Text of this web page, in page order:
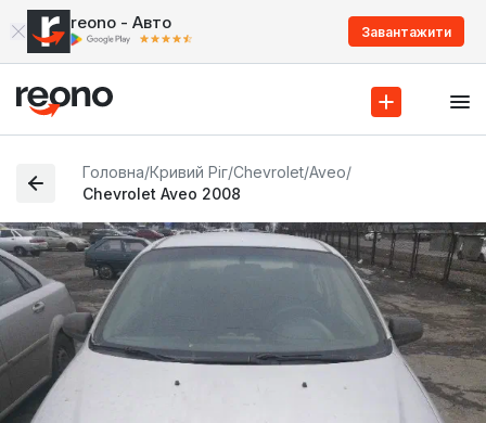
reono - Авто Завантажити
Головна/Кривий Ріг/Chevrolet/Aveo/
Chevrolet Aveo 2008